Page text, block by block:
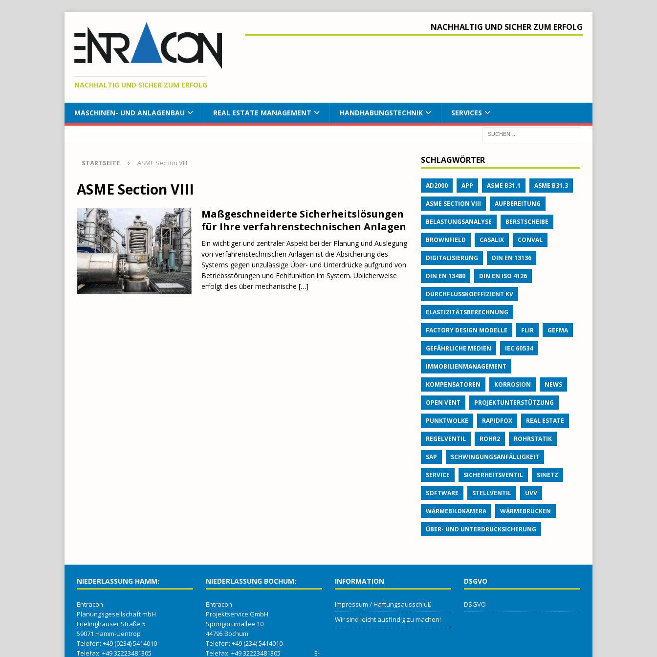
NACHHALTIG UND SICHER ZUM ERFOLG
NACHHALTIG UND SICHER ZUM ERFOLG
MASCHINEN- UND ANLAGENBAU REAL ESTATE MANAGEMENT HANDHABUNGSTECHNIK SERVICES
STARTSEITE ASME Section VIII
ASME Section VIII
Maßgeschneiderte Sicherheitslösungen
für Ihre verfahrenstechnischen Anlagen
Ein wichtiger und zentraler Aspekt bei der Planung und Auslegung
von verfahrenstechnischen Anlagen ist die Absicherung des
Systems gegen unzulässige Über- und Unterdrücke aufgrund von
Betriebsstörungen und Fehlfunktion im System. Üblicherweise
erfolgt dies über mechanische […]
SCHLAGWÖRTER
AD2000 APP ASME B31.1 ASME B31.3
ASME SECTION VIII AUFBEREITUNG
BELASTUNGSANALYSE BERSTSCHEIBE
BROWNFIELD CASALIX CONVAL
DIGITALISIERUNG DIN EN 13136
DIN EN 13480 DIN EN ISO 4126
DURCHFLUSSKOEFFIZIENT KV
ELASTIZITÄTSBERECHNUNG
FACTORY DESIGN MODELLE FLIR GEFMA
GEFÄHRLICHE MEDIEN IEC 60534
IMMOBILIENMANAGEMENT
KOMPENSATOREN KORROSION NEWS
OPEN VENT PROJEKTUNTERSTÜTZUNG
PUNKTWOLKE RAPIDFOX REAL ESTATE
REGELVENTIL ROHR2 ROHRSTATIK
SAP SCHWINGUNGSANFÄLLIGKEIT
SERVICE SICHERHEITSVENTIL SINETZ
SOFTWARE STELLVENTIL UVV
WÄRMEBILDKAMERA WÄRMEBRÜCKEN
ÜBER- UND UNTERDRUCKSICHERUNG
NIEDERLASSUNG HAMM:
Entracon
Planungsgesellschaft mbH
Frielinghauser Straße 5
59071 Hamm-Uentrop
Telefon: +49 (0234) 5414010
Telefax: +49 32223481305
NIEDERLASSUNG BOCHUM:
Entracon
Projektservice GmbH
Springorumallee 10
44795 Bochum
Telefon: +49 (234) 5414010
Telefax: +49 32223481305 E-
INFORMATION
Impressum / Haftungsausschluß
Wir sind leicht ausfindig zu machen!
DSGVO
DSGVO